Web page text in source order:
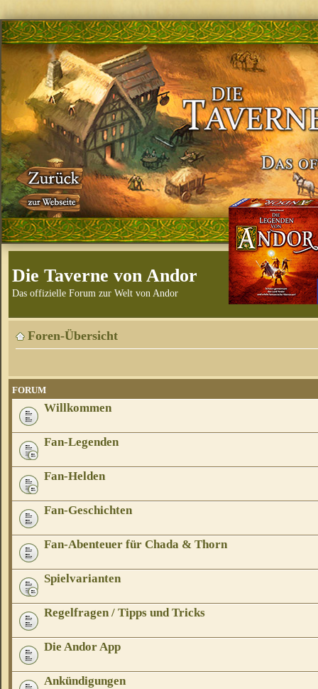
Die Taverne von Andor
Das offizielle Forum zur Welt von Andor
Foren-Übersicht
FORUM
Willkommen
Fan-Legenden
Fan-Helden
Fan-Geschichten
Fan-Abenteuer für Chada & Thorn
Spielvarianten
Regelfragen / Tipps und Tricks
Die Andor App
Ankündigungen